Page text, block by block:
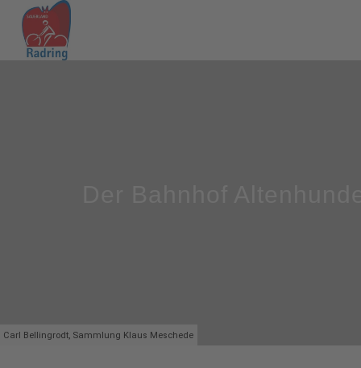
Carl Bellingrodt, Sammlung Klaus Meschede